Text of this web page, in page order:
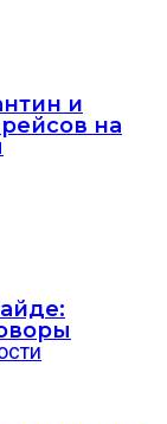
и
на